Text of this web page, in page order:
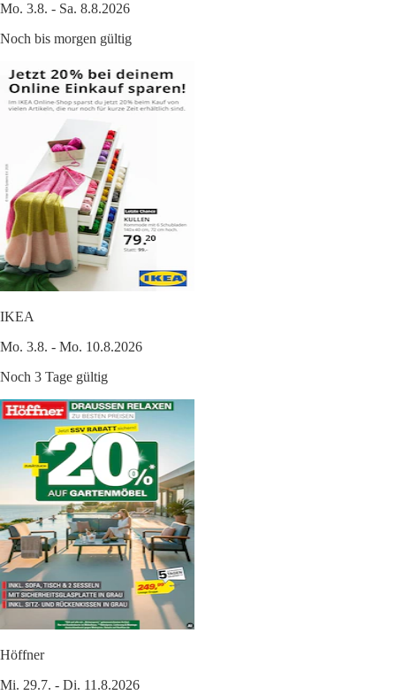
Mo. 3.8. - Sa. 8.8.2026
Noch bis morgen gültig
IKEA
Mo. 3.8. - Mo. 10.8.2026
Noch 3 Tage gültig
Höffner
Mi. 29.7. - Di. 11.8.2026